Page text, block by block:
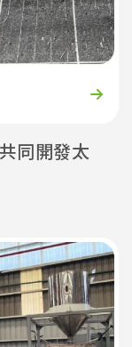
同開發太